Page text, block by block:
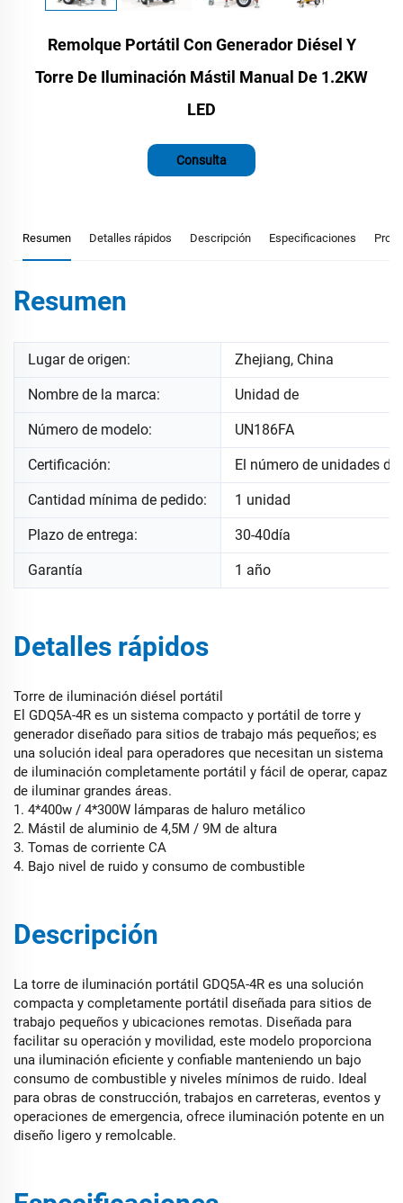
Remolque Portátil Con Generador Diésel Y
Torre De Iluminación Mástil Manual De 1.2KW
LED
Consulta
Resumen Detalles rápidos Descripción Especificaciones
Resumen
Lugar de origen: Zhejiang, China
Nombre de la marca: Unidad de
Número de modelo: UN186FA
Certificación: El número de unidades
Cantidad mínima de pedido: 1 unidad
Plazo de entrega: 30-40día
Garantía 1 año
Detalles rápidos
Torre de iluminación diésel portátil
El GDQ5A-4R es un sistema compacto y portátil de torre y
generador diseñado para sitios de trabajo más pequeños; es
una solución ideal para operadores que necesitan un sistema
de iluminación completamente portátil y fácil de operar, capaz
de iluminar grandes áreas.
1. 4*400w / 4*300W lámparas de haluro metálico
2. Mástil de aluminio de 4,5M / 9M de altura
3. Tomas de corriente CA
4. Bajo nivel de ruido y consumo de combustible
Descripción
La torre de iluminación portátil GDQ5A-4R es una solución
compacta y completamente portátil diseñada para sitios de
trabajo pequeños y ubicaciones remotas. Diseñada para
facilitar su operación y movilidad, este modelo proporciona
una iluminación eficiente y confiable manteniendo un bajo
consumo de combustible y niveles mínimos de ruido. Ideal
para obras de construcción, trabajos en carreteras, eventos y
operaciones de emergencia, ofrece iluminación potente en un
diseño ligero y remolcable.